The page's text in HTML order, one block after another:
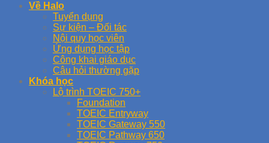
Về Halo
Tuyển dụng
Sự kiện – Đối tác
Nội quy học viên
Ứng dụng học tập
Công khai giáo dục
Câu hỏi thường gặp
Khóa học
Lộ trình TOEIC 750+
Foundation
TOEIC Entryway
TOEIC Gateway 550
TOEIC Pathway 650